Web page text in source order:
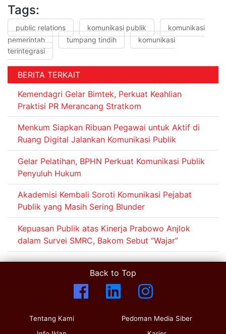
Tags:
public relations komunikasi publik
komunikasi
pemerintah
tumpang tindih
komunikasi
terintegrasi
BERITA TERKAIT
Kemendagri Gelar Bimtek, Perkuat Keahlian
Praktisi PR Merancang Stratkom
Menkum Siapkan Ribuan Pegawai untuk Aktif di
Ruang Digital Jalankan Komunikasi Publik
Gelar Pelatihan, BPHN Perkuat Komunikasi Publik
Penyuluh Hukum
Akademisi Kembali Soroti Komunikasi Pejabat
Publik yang Masih Sering Blunder
Kepuasan Publik atas Kinerja Prabowo Anjlok
dalam Survei SMRC, Bakom Sebut “Wajar”
Back to Top
Tentang Kami
Pedoman Media Siber